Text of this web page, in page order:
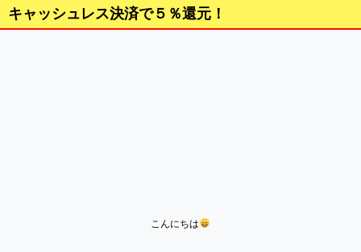
キャッシュレス決済で５％還元！
こんにちは